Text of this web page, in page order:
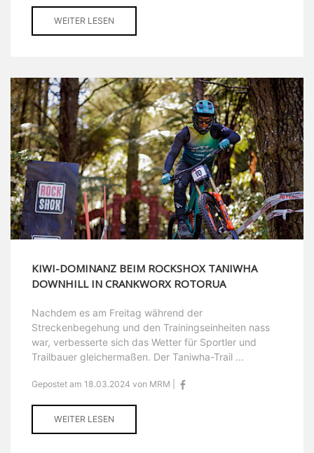
WEITER LESEN
KIWI-DOMINANZ BEIM ROCKSHOX TANIWHA
DOWNHILL IN CRANKWORX ROTORUA
Nachdem es am Freitag während der
Streckenbegehung und den Trainingseinheiten nass
war, verbesserte sich das Wetter für Sportler und
Trailbauer gleichermaßen. Der Taniwha-Trail ...
Gepostet am 18.03.2024 von MRM |
WEITER LESEN